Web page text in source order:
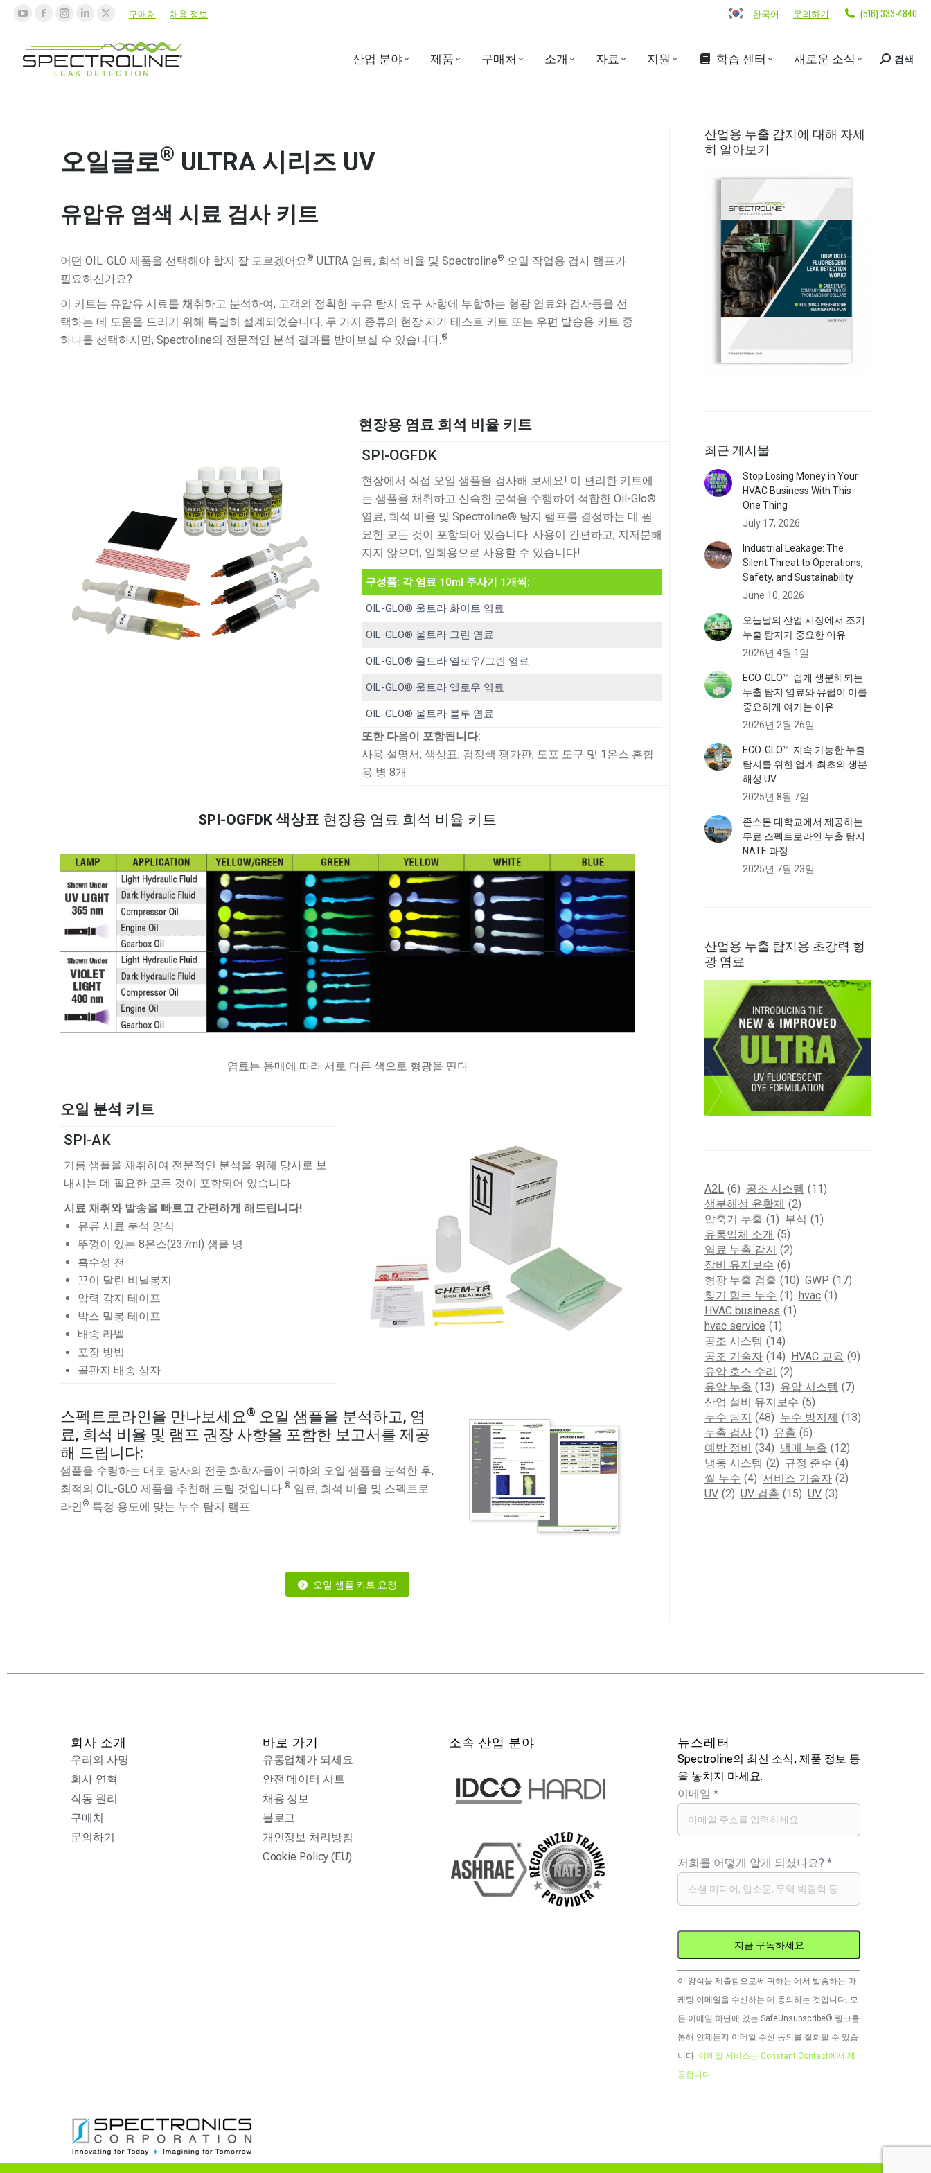
구매처 채용 정보 한국어 문의하기 (516) 333-4840
산업 분야 제품 구매처 소개 자료 지원 학습 센터 새로운 소식 검색
오일글로® ULTRA 시리즈 UV
유압유 염색 시료 검사 키트
어떤 OIL-GLO 제품을 선택해야 할지 잘 모르겠어요 ® ULTRA 염료, 희석 비율 및 Spectroline® 오일 작업용 검사 램프가
필요하신가요?
이 키트는 유압유 시료를 채취하고 분석하여, 고객의 정확한 누유 탐지 요구 사항에 부합하는 형광 염료와 검사등을 선
택하는 데 도움을 드리기 위해 특별히 설계되었습니다. 두 가지 종류의 현장 자가 테스트 키트 또는 우편 발송용 키트 중
하나를 선택하시면, Spectroline의 전문적인 분석 결과를 받아보실 수 있습니다. ®
현장용 염료 희석 비율 키트
SPI-OGFDK
현장에서 직접 오일 샘플을 검사해 보세요! 이 편리한 키트에
는 샘플을 채취하고 신속한 분석을 수행하여 적합한 Oil-Glo®
염료, 희석 비율 및 Spectroline® 탐지 램프를 결정하는 데 필
요한 모든 것이 포함되어 있습니다. 사용이 간편하고, 지저분해
지지 않으며, 일회용으로 사용할 수 있습니다!
구성품: 각 염료 10ml 주사기 1개씩:
OIL-GLO® 울트라 화이트 염료
OIL-GLO® 울트라 그린 염료
OIL-GLO® 울트라 옐로우/그린 염료
OIL-GLO® 울트라 옐로우 염료
OIL-GLO® 울트라 블루 염료
또한 다음이 포함됩니다:
사용 설명서, 색상표, 검정색 평가판, 도포 도구 및 1온스 혼합
용 병 8개
SPI-OGFDK 색상표 현장용 염료 희석 비율 키트
염료는 용매에 따라 서로 다른 색으로 형광을 띤다
오일 분석 키트
SPI-AK
기름 샘플을 채취하여 전문적인 분석을 위해 당사로 보
내시는 데 필요한 모든 것이 포함되어 있습니다.
시료 채취와 발송을 빠르고 간편하게 해드립니다!
유류 시료 분석 양식
뚜껑이 있는 8온스(237ml) 샘플 병
흡수성 천
끈이 달린 비닐봉지
압력 감지 테이프
박스 밀봉 테이프
배송 라벨
포장 방법
골판지 배송 상자
스펙트로라인을 만나보세요® 오일 샘플을 분석하고, 염
료, 희석 비율 및 램프 권장 사항을 포함한 보고서를 제공
해 드립니다:
샘플을 수령하는 대로 당사의 전문 화학자들이 귀하의 오일 샘플을 분석한 후,
최적의 OIL-GLO 제품을 추천해 드릴 것입니다.® 염료, 희석 비율 및 스펙트로
라인 ® 특정 용도에 맞는 누수 탐지 램프.
오일 샘플 키트 요청
산업용 누출 감지에 대해 자세
히 알아보기
최근 게시물
Stop Losing Money in Your
HVAC Business With This
One Thing
July 17, 2026
Industrial Leakage: The
Silent Threat to Operations,
Safety, and Sustainability
June 10, 2026
오늘날의 산업 시장에서 조기
누출 탐지가 중요한 이유
2026년 4월 1일
ECO-GLO™: 쉽게 생분해되는
누출 탐지 염료와 유럽이 이를
중요하게 여기는 이유
2026년 2월 26일
ECO-GLO™: 지속 가능한 누출
탐지를 위한 업계 최초의 생분
해성 UV
2025년 8월 7일
존스톤 대학교에서 제공하는
무료 스펙트로라인 누출 탐지
NATE 과정
2025년 7월 23일
산업용 누출 탐지용 초강력 형
광 염료
A2L (6) 공조 시스템 (11)
생분해성 윤활제 (2)
압축기 누출 (1) 부식 (1)
유통업체 소개 (5)
염료 누출 감지 (2)
장비 유지보수 (6)
형광 누출 검출 (10) GWP (17)
찾기 힘든 누수 (1) hvac (1)
HVAC business (1)
hvac service (1)
공조 시스템 (14)
공조 기술자 (14) HVAC 교육 (9)
유압 호스 수리 (2)
유압 누출 (13) 유압 시스템 (7)
산업 설비 유지보수 (5)
누수 탐지 (48) 누수 방지제 (13)
누출 검사 (1) 유출 (6)
예방 정비
(34) 냉매 누출 (12)
냉동 시스템 (2) 규정 준수 (4)
씰 누수 (4) 서비스 기술자 (2)
UV (2) UV 검출 (15) UV (3)
회사 소개
우리의 사명
회사 연혁
작동 원리
구매처
문의하기
바로 가기
유통업체가 되세요
안전 데이터 시트
채용 정보
블로그
개인정보 처리방침
Cookie Policy (EU)
소속 산업 분야 뉴스레터
Spectroline의 최신 소식, 제품 정보 등
을 놓치지 마세요.
이메일*
저희를 어떻게 알게 되셨나요?*
Constant
Contact
사
용.
이
필
이 양식을 제출함으로써 귀하는 에서 발송하는 마
케팅 이메일을 수신하는 데 동의하는 것입니다. 모
든 이메일 하단에 있는 SafeUnsubscribe® 링크를
통해 언제든지 이메일 수신 동의를 철회할 수 있습
니다. 이메일 서비스는 Constant Contact에서 제
공합니다.